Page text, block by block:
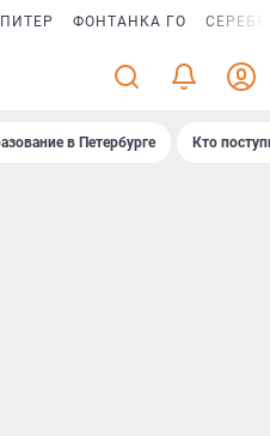
ФОНТАНКА ГО
в Петербурге Кто